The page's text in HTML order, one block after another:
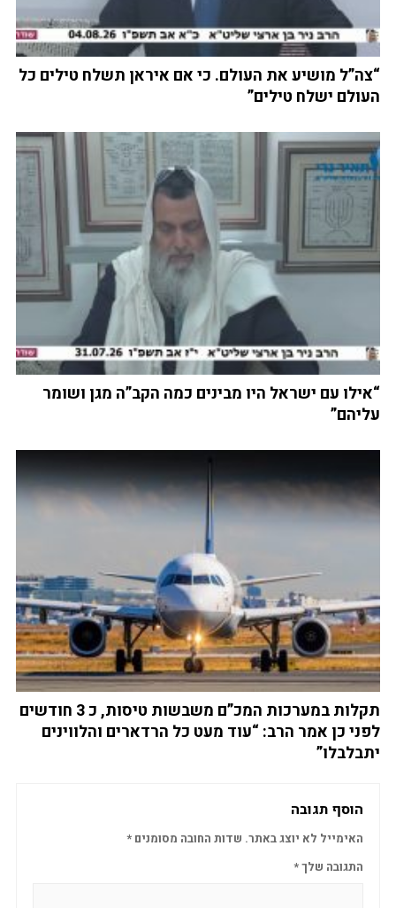
“צה”ל מושיע את העולם. כי אם איראן תשלח טילים כל
העולם ישלח טילים”
“אילו עם ישראל היו מבינים כמה הקב”ה מגן ושומר
עליהם”
תקלות במערכות המכ”ם משבשות טיסות, כ 3 חודשים
לפני כן אמר הרב: “עוד מעט כל הרדארים והלווינים
יתבלבלו”
הוסף תגובה
האימייל לא יוצג באתר. שדות החובה מסומנים *
התגובה שלך*